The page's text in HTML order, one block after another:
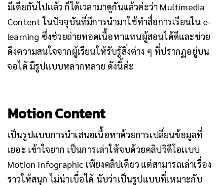
มีเดียกันไปแล้ว ก็ได้เวลามาดูกันแล้วค่ะว่า Multimedia
Content ในปัจจุบันที่มีการนำมาใช้ทำสื่อการเรียนใน e-
learning ซึ่งช่วยถ่ายทอดเนื้อหาแทนผู้สอนได้ดีและช่วย
ดึงความสนใจจากผู้เรียนให้รับรู้สิ่งต่าง ๆ ที่ปรากฏอยู่บน
จอได้ มีรูปแบบหลากหลาย ดังนี้ค่ะ
Motion Content
เป็นรูปแบบการนำเสนอเนื้อหาด้วยการเปลี่ยนข้อมูลที่
เยอะ เข้าใจยาก เป็นการเล่าให้จบด้วยคลิปวิดีโอเเบบ
Motion Infographic เพียงคลิปเดียว แต่สามารถเล่าเรื่อง
ราวให้สนุก ไม่น่าเบื่อได้ นับว่าเป็นรูปแบบที่เหมาะกับ